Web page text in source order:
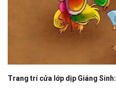
Trang trí cửa lớp dịp Giáng Sinh: